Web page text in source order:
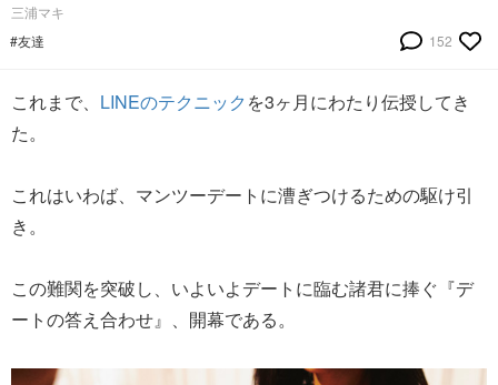
三浦マキ
#友達
152
これまで、 LINEのテクニック を3ヶ月にわたり伝授してき
た。
これはいわば、マンツーデートに漕ぎつけるための駆け引
き。
この難関を突破し、いよいよデートに臨む諸君に捧ぐ『デ
ートの答え合わせ』、開幕である。